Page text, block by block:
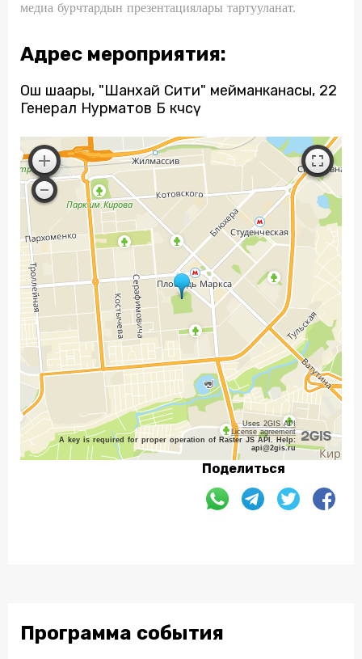
медиа бурчтардын презентациялары тартууланат.
Адрес мероприятия:
Ош шаары, "Шанхай Сити" мейманканасы, 22
Генерал Нурматов Б көчөсү
Uses 2GIS API
License agreement
A key is required for proper operation of Raster JS API. Help:
api@2gis.ru
Поделиться
Программа события